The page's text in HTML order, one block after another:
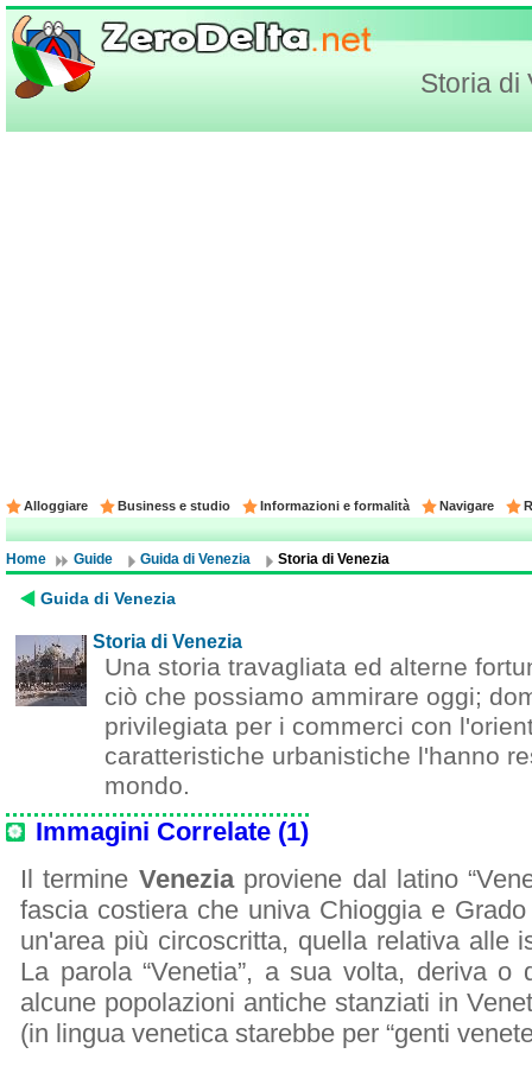
Storia di
Alloggiare Business e studio Informazioni e formalità Navigare
Home Guide Guida di Venezia Storia di Venezia
Guida di Venezia
Storia di Venezia
Una storia travagliata ed alterne
ciò che possiamo ammirare oggi;
privilegiata per i commerci con
caratteristiche urbanistiche l'hanno
mondo.
Immagini Correlate (1)
Il termine Veneziaproviene dal latino
fascia costiera che univa Chioggia e
un'area più circoscritta, quella relativa alle
La parola “Venetia”, a sua volta, deriva o
alcune popolazioni antiche stanziati in
(in lingua venetica starebbe per “genti